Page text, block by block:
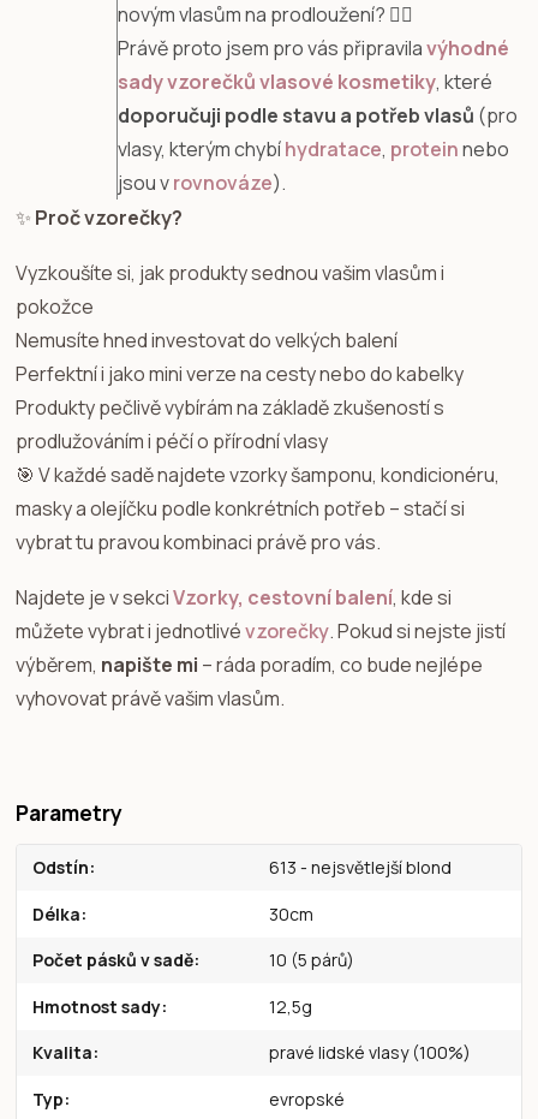
novým vlasům na prodloužení? 💇‍♀️
Právě proto jsem pro vás připravilavýhodné
sady vzorečků vlasové kosmetiky, které
doporučuji podle stavu a potřeb vlasů (pro
vlasy, kterým chybíhydratace, proteinnebo
jsou vrovnováze).
✨ Proč vzorečky?
Vyzkoušíte si, jak produkty sednou vašim vlasům i
pokožce
Nemusíte hned investovat do velkých balení
Perfektní i jako mini verze na cesty nebo do kabelky
Produkty pečlivě vybírám na základě zkušeností s
prodlužováním i péčí o přírodní vlasy
🎯 V každé sadě najdete vzorky šamponu, kondicionéru,
masky a olejíčku podle konkrétních potřeb – stačí si
vybrat tu pravou kombinaci právě pro vás.
Najdete je v sekciVzorky, cestovní balení, kde si
můžete vybrat i jednotlivévzorečky. Pokud si nejste jistí
výběrem, napište mi – ráda poradím, co bude nejlépe
vyhovovat právě vašim vlasům.
Parametry
Odstín 613 - nejsvětlejší blond
Délka 30cm
Počet pásků v sadě 10 (5 párů)
Hmotnost sady 12,5g
Kvalita pravé lidské vlasy (100%)
Typ evropské